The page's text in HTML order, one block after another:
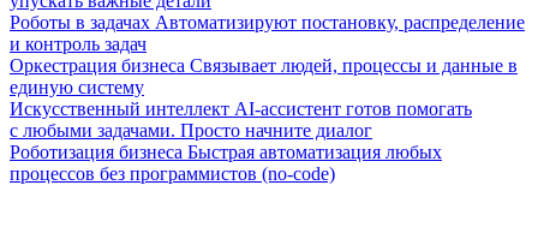
Роботы в задачах Автоматизируют постановку, распределение
и контроль задач
Оркестрация бизнеса Связывает людей, процессы и данные в
единую систему
Искусственный интеллект AI-ассистент готов помогать
с любыми задачами. Просто начните диалог
Роботизация бизнеса Быстрая автоматизация любых
процессов без программистов (no-code)